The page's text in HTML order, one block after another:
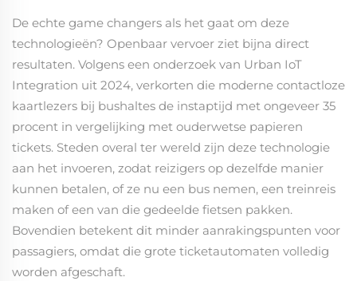
De echte game changers als het gaat om deze
technologieën? Openbaar vervoer ziet bijna direct
resultaten. Volgens een onderzoek van Urban IoT
Integration uit 2024, verkorten die moderne contactloze
kaartlezers bij bushaltes de instaptijd met ongeveer 35
procent in vergelijking met ouderwetse papieren
tickets. Steden overal ter wereld zijn deze technologie
aan het invoeren, zodat reizigers op dezelfde manier
kunnen betalen, of ze nu een bus nemen, een treinreis
maken of een van die gedeelde fietsen pakken.
Bovendien betekent dit minder aanrakingspunten voor
passagiers, omdat die grote ticketautomaten volledig
worden afgeschaft.